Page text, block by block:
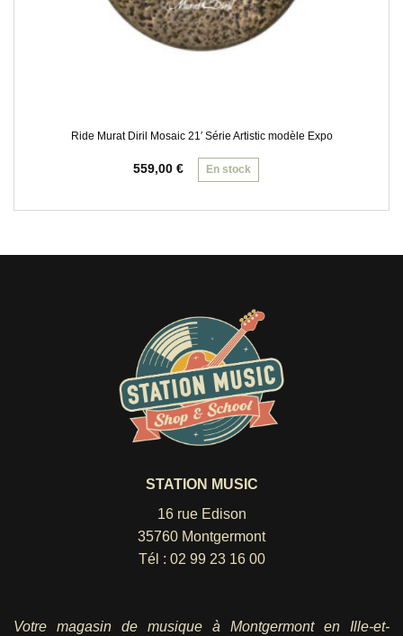
Ride Murat Diril Mosaic 21′ Série Artistic modèle Expo
559,00 € En stock
STATION MUSIC
16 rue Edison
35760 Montgermont
Tél : 02 99 23 16 00
Votre magasin de musique à Montgermont en Ille-et-